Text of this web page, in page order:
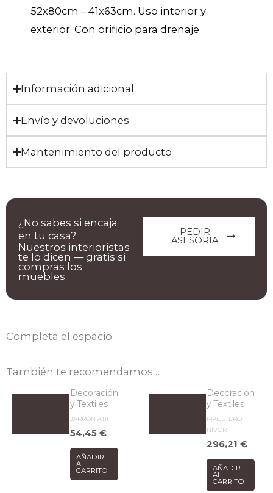
52x80cm – 41x63cm. Uso interior y
exterior. Con orificio para drenaje.
Información adicional
Envío y devoluciones
Mantenimiento del producto
PEDIR
ASESORIA
¿No sabes si encaja
en tu casa?
Nuestros interioristas
te lo dicen — gratis si
compras los
muebles.
Completa el espacio
También te recomendamos…
Decoración
y Textiles
JARRÓN ATIF
54,45€
AÑADIR
AL
CARRITO
Decoración
y Textiles
MACETERO
NIVOR
296,21€
AÑADIR
AL
CARRITO